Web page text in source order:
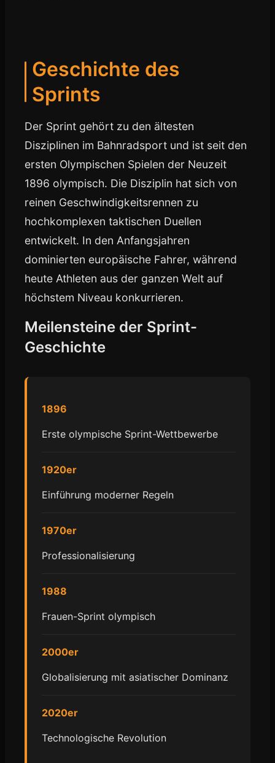
Geschichte des
Sprints
Der Sprint gehört zu den ältesten
Disziplinen im Bahnradsport und ist seit den
ersten Olympischen Spielen der Neuzeit
1896 olympisch. Die Disziplin hat sich von
reinen Geschwindigkeitsrennen zu
hochkomplexen taktischen Duellen
entwickelt. In den Anfangsjahren
dominierten europäische Fahrer, während
heute Athleten aus der ganzen Welt auf
höchstem Niveau konkurrieren.
Meilensteine der Sprint-
Geschichte
1896
Erste olympische Sprint-Wettbewerbe
1920er
Einführung moderner Regeln
1970er
Professionalisierung
1988
Frauen-Sprint olympisch
2000er
Globalisierung mit asiatischer Dominanz
2020er
Technologische Revolution